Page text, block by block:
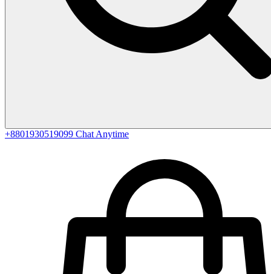
+8801930519099 Chat Anytime